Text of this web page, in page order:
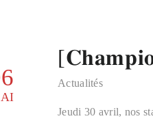
Actualités
Jeudi 30 avril, nos